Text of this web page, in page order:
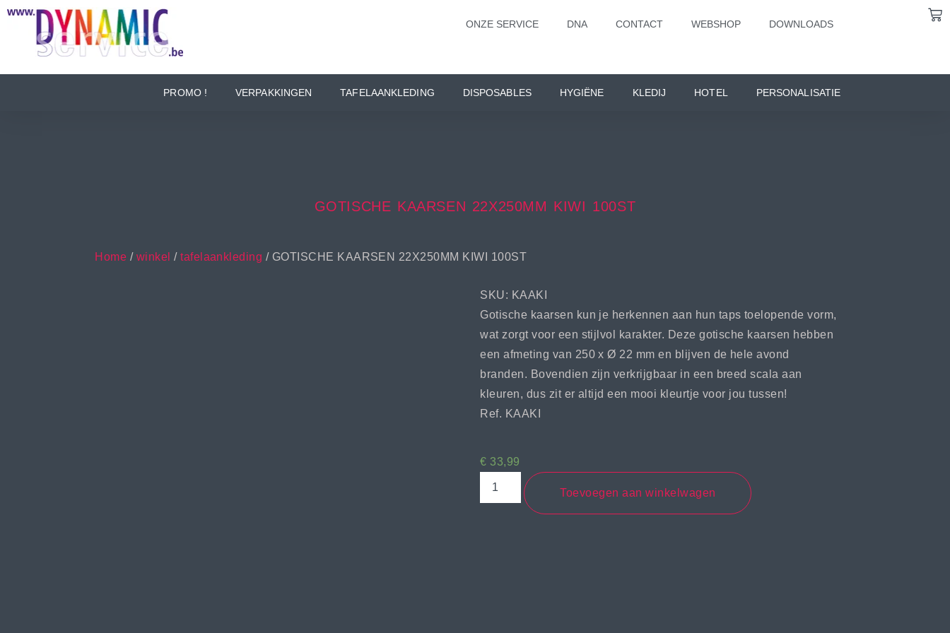
ONZE SERVICE DNA CONTACT WEBSHOP DOWNLOADS
PROMO ! VERPAKKINGEN TAFELAANKLEDING DISPOSABLES HYGIËNE KLEDIJ HOTEL PERSONALISATIE
GOTISCHE KAARSEN 22X250MM KIWI 100ST
Home / winkel /tafelaankleding / GOTISCHE KAARSEN 22X250MM KIWI 100ST
SKU: KAAKI
Gotische kaarsen kun je herkennen aan hun taps toelopende vorm,
wat zorgt voor een stijlvol karakter. Deze gotische kaarsen hebben
een afmeting van 250 x Ø 22 mm en blijven de hele avond
branden. Bovendien zijn verkrijgbaar in een breed scala aan
kleuren, dus zit er altijd een mooi kleurtje voor jou tussen!
Ref. KAAKI
€ 33,99
Toevoegen aan winkelwagen